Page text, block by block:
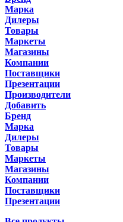
Марка
Дилеры
Товары
Маркеты
Магазины
Компании
Поставщики
Презентации
Производители
Добавить
Бренд
Марка
Дилеры
Товары
Маркеты
Магазины
Компании
Поставщики
Презентации